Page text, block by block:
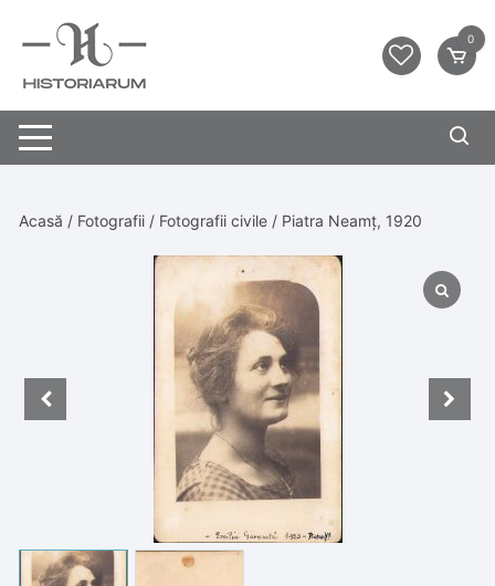
0
Acasă / Fotografii / Fotografii civile / Piatra Neamț, 1920